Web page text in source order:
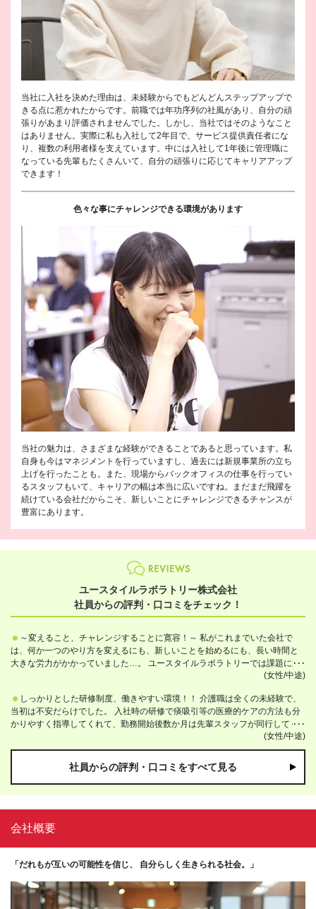
当社に入社を決めた理由は、未経験からでもどんどんステップアップで
きる点に惹かれたからです。前職では年功序列の社風があり、自分の頑
張りがあまり評価されませんでした。しかし、当社ではそのようなこと
はありません。実際に私も入社して2年目で、サービス提供責任者にな
り、複数の利用者様を支えています。中には入社して1年後に管理職に
なっている先輩もたくさんいて、自分の頑張りに応じてキャリアアップ
できます！
色々な事にチャレンジできる環境があります
当社の魅力は、さまざまな経験ができることであると思っています。私
自身も今はマネジメントを行っていますし、過去には新規事業所の立ち
上げを行ったことも。また、現場からバックオフィスの仕事を行ってい
るスタッフもいて、キャリアの幅は本当に広いですね。まだまだ飛躍を
続けている会社だからこそ、新しいことにチャレンジできるチャンスが
豊富にあります。
ユースタイルラボラトリー株式会社
社員からの評判・口コミをチェック！
～変えること、チャレンジすることに寛容！～ 私がこれまでいた会社で
は、何か一つのやり方を変えるにも、新しいことを始めるにも、長い時間と
大きな労力がかかっていました…。 ユースタイルラボラトリーでは課題に対
する施策提案→意思決定→実行→検証のスピードがとても速く、常に変化の
ん、他の成長企業での成功事例なども積極的に取り入れることができ、成長
したい方や新しいことが好きな方にはぴったりの環境だと感じます。
(女性/中途)
しっかりとした研修制度、働きやすい環境！！ 介護職は全くの未経験で、
当初は不安だらけでした。 入社時の研修で痰吸引等の医療的ケアの方法も分
かりやすく指導してくれて、勤務開始後数か月は先輩スタッフが同行してく
れるので、不安も徐々になくなり、最初抱いていた不安感も緊張感もすぐな
くなりました。 2か月ほどでほとんどの業務も慣れました！ 完全週休2日制
で、有休も取りやすく、育児との両立もしっかりできるので、安心して働け
(女性/中途)
社員からの評判・口コミをすべて見る
会社概要
「だれもが互いの可能性を信じ、 自分らしく生きられる社会。」